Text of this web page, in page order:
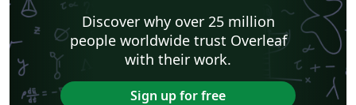
Discover why over 25 million
people worldwide trust Overleaf
with their work.
Sign up for free